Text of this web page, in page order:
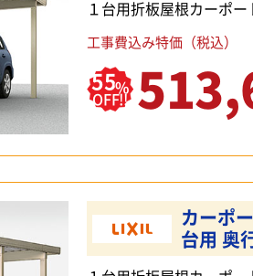
１台用折板屋根カーポー
工事費込み特価（税込）
55%
OFF!!
カーポ
台用 奥